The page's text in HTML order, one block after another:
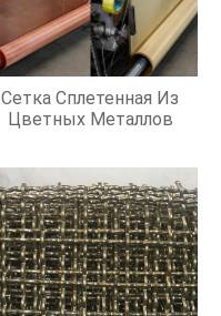
Сетка Сплетенная Из
Цветных Металлов